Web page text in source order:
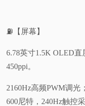
⛽【屏幕】
6.78英寸1.5K OLED直
450ppi。
2160Hz高频PWM调光
600尼特，240Hz触控采